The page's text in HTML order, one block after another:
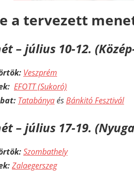
a tervezett
– július 10-12.
Veszprém
EFOTT (Sukoró)
TatabányaésBánkitó Fesztivál
– július 17-19.
Szombathely
Zalaegerszeg